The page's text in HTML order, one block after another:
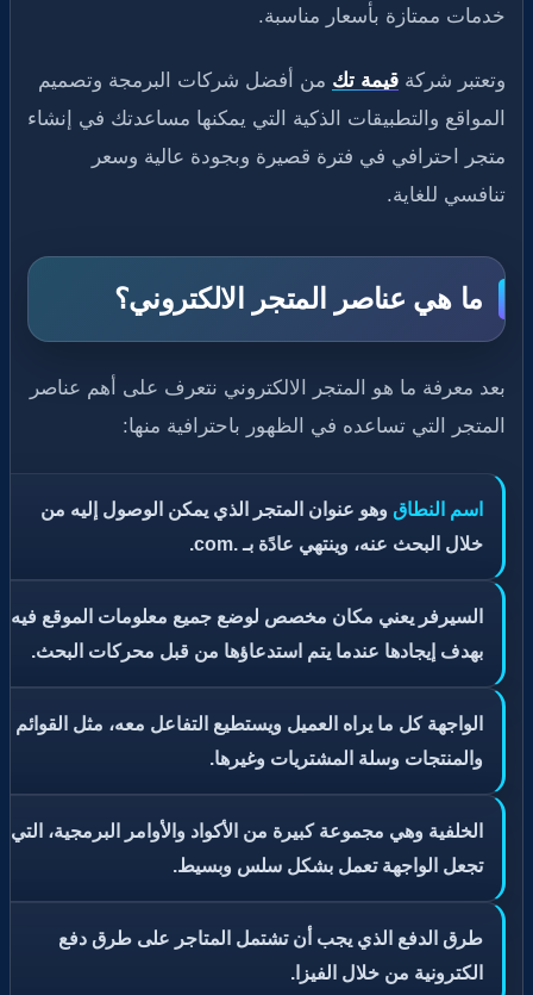
خدمات ممتازة بأسعار مناسبة.
وتعتبر شركة قيمة تك من أفضل شركات البرمجة وتصميم
المواقع والتطبيقات الذكية التي يمكنها مساعدتك في إنشاء
متجر احترافي في فترة قصيرة وبجودة عالية وسعر
تنافسي للغاية.
ما هي عناصر المتجر الالكتروني؟
بعد معرفة ما هو المتجر الالكتروني نتعرف على أهم عناصر
المتجر التي تساعده في الظهور باحترافية منها:
اسم النطاق وهو عنوان المتجر الذي يمكن الوصول إليه من
خلال البحث عنه، وينتهي عادًة بـ .com.
السيرفر يعني مكان مخصص لوضع جميع معلومات الموقع فيه؛
بهدف إيجادها عندما يتم استدعاؤها من قبل محركات البحث.
الواجهة كل ما يراه العميل ويستطيع التفاعل معه، مثل القوائم
والمنتجات وسلة المشتريات وغيرها.
الخلفية وهي مجموعة كبيرة من الأكواد والأوامر البرمجية، التي
تجعل الواجهة تعمل بشكل سلس وبسيط.
طرق الدفع الذي يجب أن تشتمل المتاجر على طرق دفع
الكترونية من خلال الفيزا.